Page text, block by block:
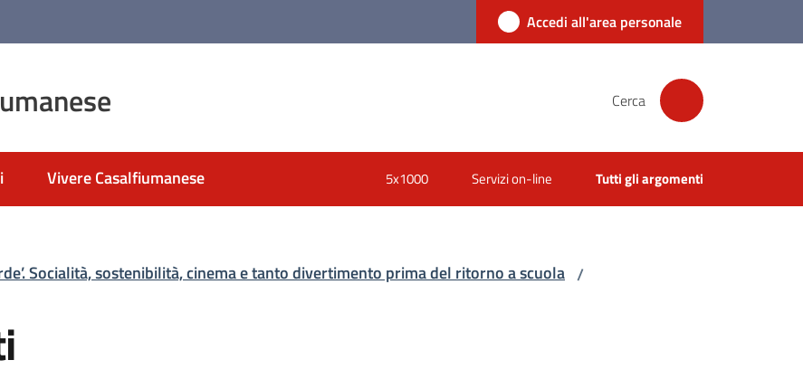
Accedi all'area personale
Cerca
Vivere Casalfiumanese 5x1000 Servizi on-line Tutti gli argomenti
Socialità, sostenibilità, cinema e tanto divertimento prima del ritorno a scuola /